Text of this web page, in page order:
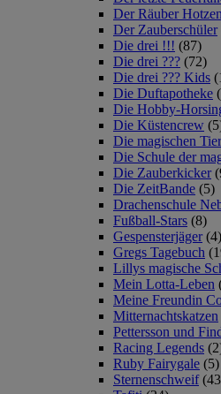
Der Räuber
Der Zauberschüler
Die drei !!! (87)
Die drei ??? (72)
Die drei ??? Kids
Die Duftapotheke
Die Hobby-
Die Küstencrew
Die magischen
Die Schule der
Die Zauberkicker
Die ZeitBande (5)
Drachenschule
Fußball-Stars (8)
Gespensterjäger (4)
Gregs Tagebuch
Lillys magische
Mein Lotta-Leben
Meine Freundin
Mitternachtskatzen
Pettersson und
Racing Legends
Ruby Fairygale (5)
Sternenschweif